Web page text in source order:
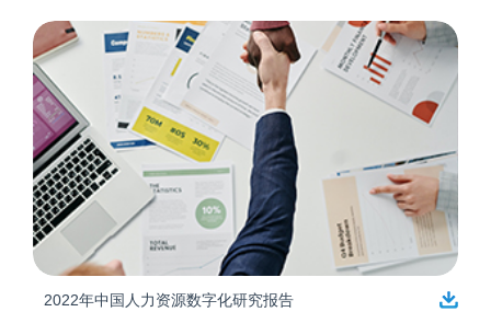
2022年中国人力资源数字化研究报告